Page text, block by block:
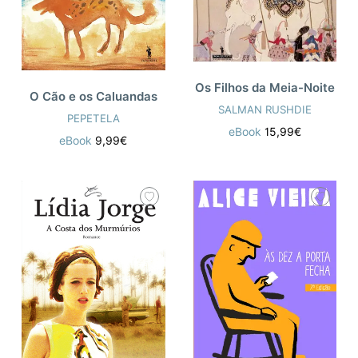
O Cão e os Caluandas
PEPETELA
eBook 9,99€
Os Filhos da Meia-Noite
SALMAN RUSHDIE
eBook 15,99€